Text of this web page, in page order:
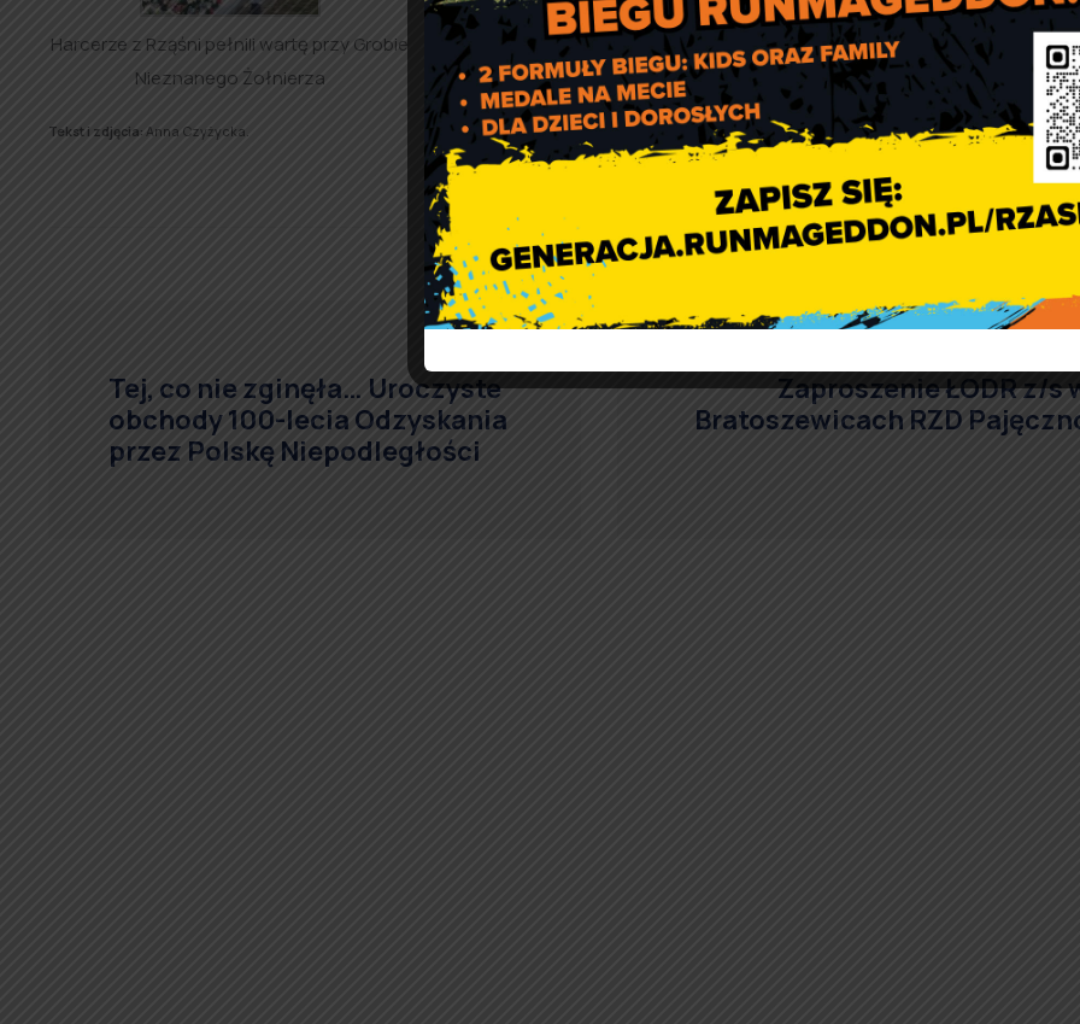
Harcerze z Rząśni pełnili wartę przy Grobie
Nieznanego Żołnierza
Tekst i zdjęcia: Anna Czyżycka.
Tej, co nie zginęła… Uroczyste
obchody 100-lecia Odzyskania
przez Polskę Niepodległości
Zaproszenie ŁODR z/s
Bratoszewicach RZD